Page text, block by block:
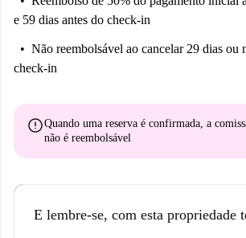
e 59 dias antes do check-in
Não reembolsável ao cancelar 29 dias ou
check-in
errorQuando uma reserva é confirmada, a
não é reembolsável
E lembre-se, com esta propriedade